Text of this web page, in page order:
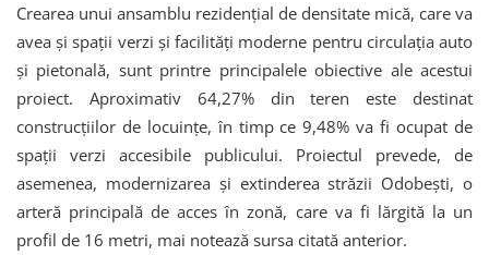
Crearea unui ansamblu rezidențial de densitate mică, care va
avea și spații verzi și facilități moderne pentru circulația auto
și pietonală, sunt printre principalele obiective ale acestui
proiect. Aproximativ 64,27% din teren este destinat
construcțiilor de locuințe, în timp ce 9,48% va fi ocupat de
spații verzi accesibile publicului. Proiectul prevede, de
asemenea, modernizarea și extinderea străzii Odobești, o
arteră principală de acces în zonă, care va fi lărgită la un
profil de 16 metri, mai notează sursa citată anterior.